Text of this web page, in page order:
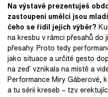
Na výstavě prezentuješ
zastoupení umělci jsou
čeho se řídil jejich výběr?
na kresbu v rámci přesahů do
přesahy. Proto tedy
jako situace a určité gesto
na zeď vznikala na místě a
Performance Miry Gáberové,
a tu sérii kreseb – tzv.